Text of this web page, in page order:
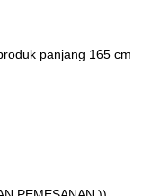
panjang 165 cm